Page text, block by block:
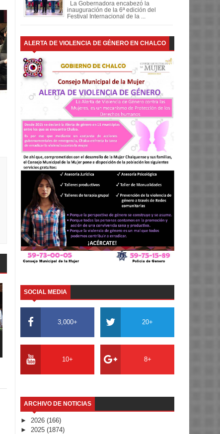
La Gobernadora encabezó la
inauguración de la 6ª edición del
Festival Internacional de la ...
ALERTA DE VIOLENCIA DE GÉNERO EN CHALCO
SOCIAL MEDIA
3,000+ 20+
10+ 8+
ARCHIVO DE NOTICIAS
► 2026 (166)
► 2025 (1874)